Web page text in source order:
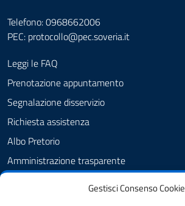
Gestisci Consenso Cookie
Telefono: 0968662006
PEC: protocollo@pec.soveria.it
Leggi le FAQ
Prenotazione appuntamento
Segnalazione disservizio
Richiesta assistenza
Albo Pretorio
Amministrazione trasparente